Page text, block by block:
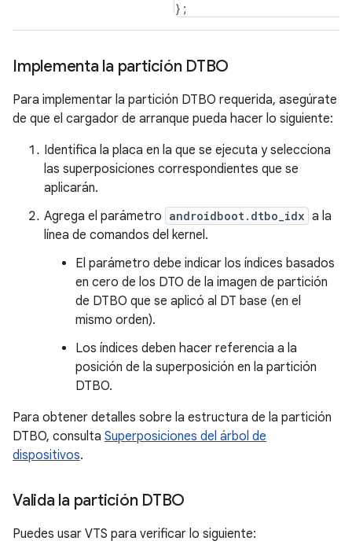
Implementa la partición DTBO
Para implementar la partición DTBO requerida, asegúrate
de que el cargador de arranque pueda hacer lo siguiente:
Identifica la placa en la que se ejecuta y selecciona
las superposiciones correspondientes que se
aplicarán.
Agrega el parámetro androidboot.dtbo_idx a la
línea de comandos del kernel.
El parámetro debe indicar los índices basados
en cero de los DTO de la imagen de partición
de DTBO que se aplicó al DT base (en el
mismo orden).
Los índices deben hacer referencia a la
posición de la superposición en la partición
DTBO.
Para obtener detalles sobre la estructura de la partición
DTBO, consulta Superposiciones del árbol de
dispositivos.
Valida la partición DTBO
Puedes usar VTS para verificar lo siguiente: